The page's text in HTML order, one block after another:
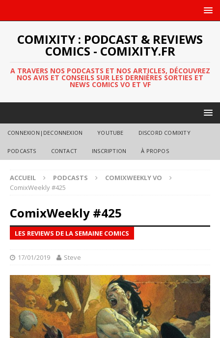
COMIXITY : PODCAST & REVIEWS
COMICS - COMIXITY.FR
A TRAVERS NOS PODCASTS ET NOS ARTICLES, DÉCOUVREZ
NOS AVIS ET CONSEILS SUR LES DERNIÈRES SORTIES ET
NEWS COMICS VO ET VF
CONNEXION|DECONNEXION YOUTUBE DISCORD COMIXITY
PODCASTS CONTACT INSCRIPTION À PROPOS
ACCUEIL PODCASTS
COMIXWEEKLY VO
ComixWeekly #425
ComixWeekly #425
LES REVIEWS DE LA SEMAINE COMICS
17/01/2019 Steve